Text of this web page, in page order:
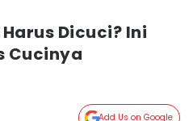
Dicuci? Ini
Cucinya
Add Us on Google